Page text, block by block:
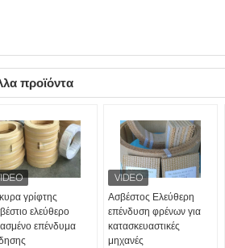
προϊόντα
γρίφτης
ελεύθερο
επένδυμα
Ασβέστος Ελεύθερη
επένδυση φρένων για
κατασκευαστικές
μηχανές